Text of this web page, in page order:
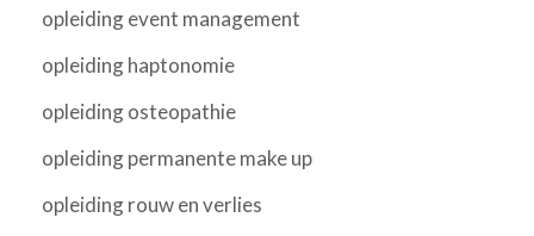
opleiding event management
opleiding haptonomie
opleiding osteopathie
opleiding permanente make up
opleiding rouw en verlies